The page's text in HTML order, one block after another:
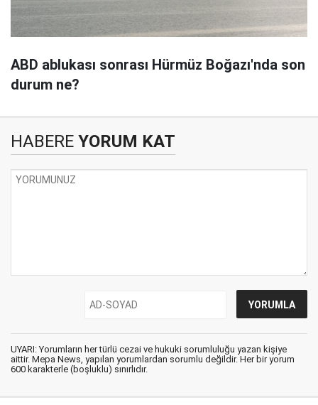
ABD ablukası sonrası Hürmüz Boğazı'nda son
durum ne?
HABERE YORUM KAT
UYARI: Yorumların her türlü cezai ve hukuki sorumluluğu yazan kişiye
aittir. Mepa News, yapılan yorumlardan sorumlu değildir. Her bir yorum
600 karakterle (boşluklu) sınırlıdır.